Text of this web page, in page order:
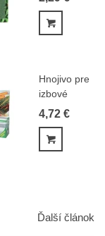
Hnojivo pre
izbové
rastliny -
4,72 €
Ďalší článok